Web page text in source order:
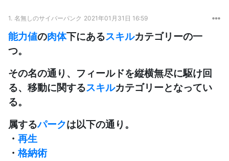
1. 名無しのサイバーパンク 2021年01月31日 16:59
能力値の肉体下にあるスキルカテゴリーの一
つ。
その名の通り、フィールドを縦横無尽に駆け回
る、移動に関するスキルカテゴリーとなってい
る。
属するパークは以下の通り。
・ 再生
・格納術